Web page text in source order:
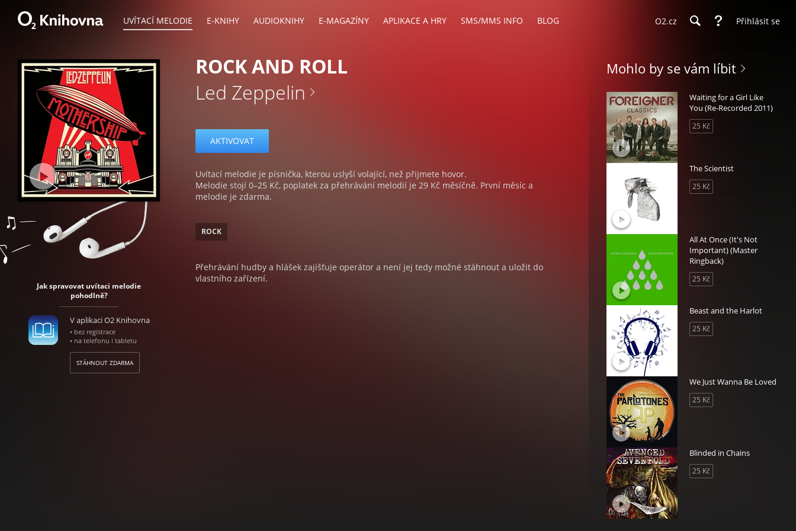
UVÍTACÍ MELODIE E-KNIHY AUDIOKNIHY E-MAGAZÍNY APLIKACE A HRY SMS/MMS INFO BLOG O2.cz Přihlásit se
Jak spravovat uvítaci melodie
pohodlně?
V aplikaci O2 Knihovna
• bez registrace
• na telefonu i tabletu
STÁHNOUT ZDARMA
ROCK AND ROLL
Led Zeppelin
AKTIVOVAT
Uvítací melodie je písnička, kterou uslyší volající, než přijmete hovor.
Melodie stojí 0–25 Kč, poplatek za přehrávání melodií je 29 Kč měsíčně. První měsíc a
melodie je zdarma.
ROCK
Přehrávání hudby a hlášek zajišťuje operátor a není jej tedy možné stáhnout a uložit do
vlastního zařízení.
Mohlo by se vám líbit
Waiting for a Girl Like
You (Re-Recorded 2011)
25 Kč
The Scientist
25 Kč
All At Once (It's Not
Important) (Master
Ringback)
25 Kč
Beast and the Harlot
25 Kč
We Just Wanna Be Loved
25 Kč
Blinded in Chains
25 Kč